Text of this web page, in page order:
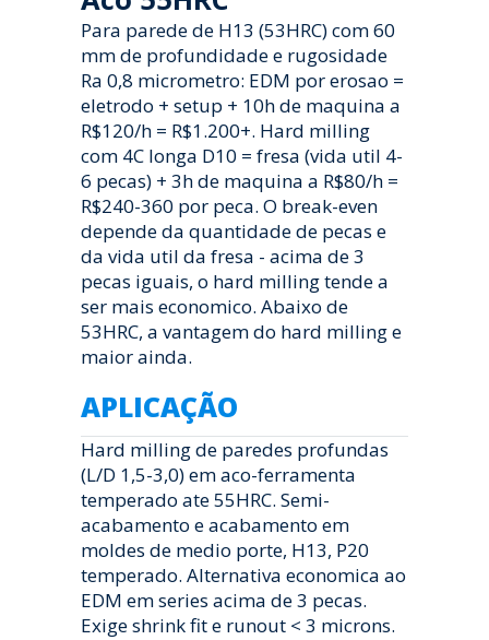
Para parede de H13 (53HRC) com 60
mm de profundidade e rugosidade
Ra 0,8 micrometro: EDM por erosao =
eletrodo + setup + 10h de maquina a
R$120/h = R$1.200+. Hard milling
com 4C longa D10 = fresa (vida util 4-
6 pecas) + 3h de maquina a R$80/h =
R$240-360 por peca. O break-even
depende da quantidade de pecas e
da vida util da fresa - acima de 3
pecas iguais, o hard milling tende a
ser mais economico. Abaixo de
53HRC, a vantagem do hard milling e
maior ainda.
APLICAÇÃO
Hard milling de paredes profundas
(L/D 1,5-3,0) em aco-ferramenta
temperado ate 55HRC. Semi-
acabamento e acabamento em
moldes de medio porte, H13, P20
temperado. Alternativa economica ao
EDM em series acima de 3 pecas.
Exige shrink fit e runout < 3 microns.